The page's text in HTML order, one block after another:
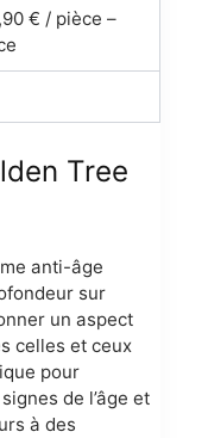
€ / pièce –
Tree
anti-âge
sur
un aspect
celles et ceux
pour
de l’âge et
à des